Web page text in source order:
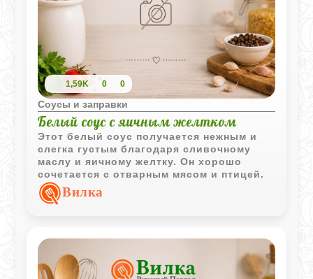
1,59K 0 0
Соусы и заправки
Белый соус с яичным желтком
Этот белый соус получается нежным и
слегка густым благодаря сливочному
маслу и яичному желтку. Он хорошо
сочетается с отварным мясом и птицей.
Вилка